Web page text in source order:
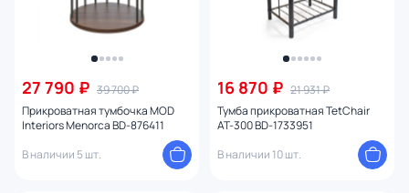
27 790 ₽ 39 700 ₽
Прикроватная тумбочка MOD
Interiors Menorca BD-876411
В наличии 5 шт.
16 870 ₽ 21 931 ₽
Тумба прикроватная TetChair
AT-300 BD-1733951
В наличии 10 шт.